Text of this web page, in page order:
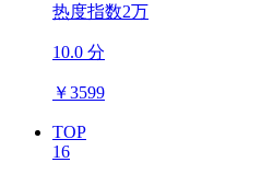
热度指数2万
10.0 分
￥3599
TOP
16